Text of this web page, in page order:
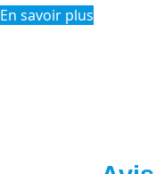
En savoir plus